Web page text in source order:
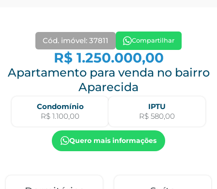
Cód. imóvel: 37811 Compartilhar
R$ 1.250.000,00
Apartamento para venda no bairro
Aparecida
Condomínio
R$ 1.100,00
IPTU
R$ 580,00
Quero mais informações